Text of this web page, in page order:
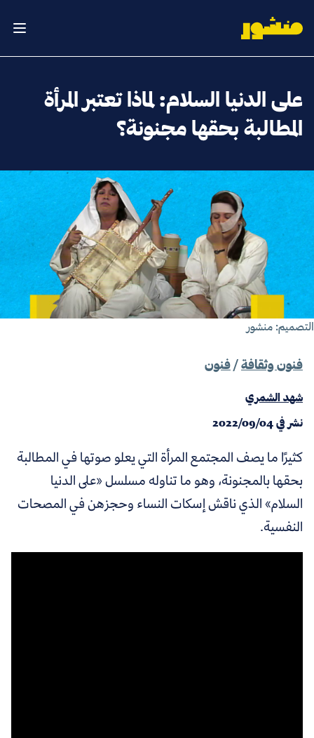
الصفحة الرئيسية
فتح
على الدنيا السلام: لماذا تعتبر المرأة
المطالبة بحقها مجنونة؟
منشور
فنون وثقافة/ فنون
شهد الشمري
نشر في2022/09/04
كثيرًا ما يصف المجتمع المرأة التي يعلو صوتها في المطالبة
بحقها بالمجنونة، وهو ما تناوله مسلسل «على الدنيا
السلام» الذي ناقش إسكات النساء وحجزهن في المصحات
النفسية.